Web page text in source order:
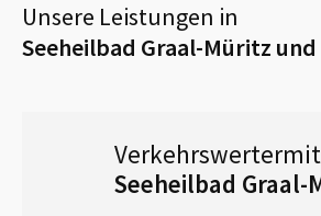
Unsere Leistungen in
Seeheilbad Graal-Müritz
Seeheilbad Graal-